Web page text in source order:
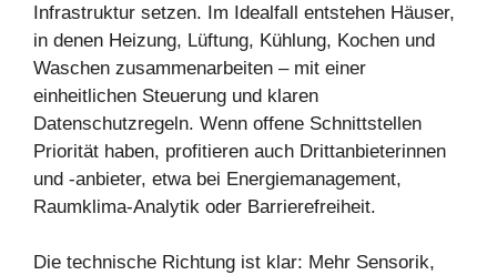
Infrastruktur setzen. Im Idealfall entstehen Häuser,
in denen Heizung, Lüftung, Kühlung, Kochen und
Waschen zusammenarbeiten – mit einer
einheitlichen Steuerung und klaren
Datenschutzregeln. Wenn offene Schnittstellen
Priorität haben, profitieren auch Drittanbieterinnen
und -anbieter, etwa bei Energiemanagement,
Raumklima-Analytik oder Barrierefreiheit.
Die technische Richtung ist klar: Mehr Sensorik,